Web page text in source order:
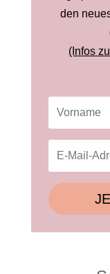
den
(Infos